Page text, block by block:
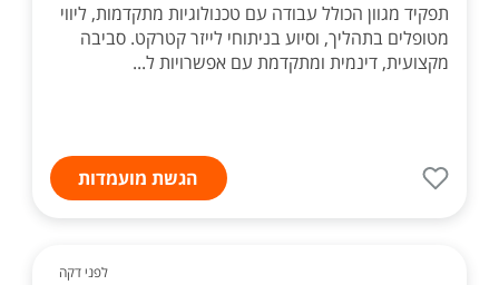
תפקיד מגוון הכולל עבודה עם טכנולוגיות מתקדמות, ליווי
מטופלים בתהליך, וסיוע בניתוחי לייזר קטרקט. סביבה
מקצועית, דינמית ומתקדמת עם אפשרויות ל...
הגשת מועמדות
לפני דקה